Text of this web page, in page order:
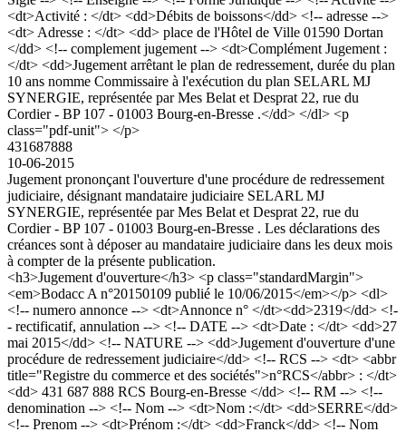
<dt>Activité : </dt> <dd>Débits de boissons</dd> <!-- adresse -->
<dt> Adresse : </dt> <dd> place de l'Hôtel de Ville 01590 Dortan
</dd> <!-- complement jugement --> <dt>Complément Jugement :
</dt> <dd>Jugement arrêtant le plan de redressement, durée du plan
10 ans nomme Commissaire à l'exécution du plan SELARL MJ
SYNERGIE, représentée par Mes Belat et Desprat 22, rue du
Cordier - BP 107 - 01003 Bourg-en-Bresse .</dd> </dl> <p
class="pdf-unit"> </p>
431687888
10-06-2015
Jugement prononçant l'ouverture d'une procédure de redressement
judiciaire, désignant mandataire judiciaire SELARL MJ
SYNERGIE, représentée par Mes Belat et Desprat 22, rue du
Cordier - BP 107 - 01003 Bourg-en-Bresse . Les déclarations des
créances sont à déposer au mandataire judiciaire dans les deux mois
à compter de la présente publication.
<h3>Jugement d'ouverture</h3> <p class="standardMargin">
<em>Bodacc A n°20150109 publié le 10/06/2015</em></p> <dl>
<!-- numero annonce --> <dt>Annonce n° </dt><dd>2319</dd> <!-
- rectificatif, annulation --> <!-- DATE --> <dt>Date : </dt> <dd>27
mai 2015</dd> <!-- NATURE --> <dd>Jugement d'ouverture d'une
procédure de redressement judiciaire</dd> <!-- RCS --> <dt> <abbr
title="Registre du commerce et des sociétés">n°RCS</abbr> : </dt>
<dd> 431 687 888 RCS Bourg-en-Bresse </dd> <!-- RM --> <!--
denomination --> <!-- Nom --> <dt>Nom :</dt> <dd>SERRE</dd>
<!-- Prenom --> <dt>Prénom :</dt> <dd>Franck</dd> <!-- Nom